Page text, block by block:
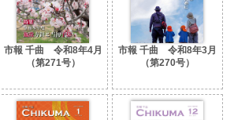
市報 千曲 令和8年4月
（第271号）
市報 千曲 令和8年3月
（第270号）